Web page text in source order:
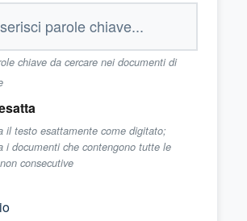
chiave da cercare nei documenti di
il testo esattamente come digitato;
i documenti che contengono tutte le
consecutive